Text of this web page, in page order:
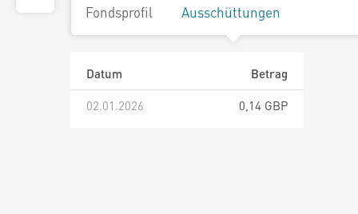
Fondsprofil Ausschüttungen
Datum
Betrag
02.01.2026
0,14 GBP